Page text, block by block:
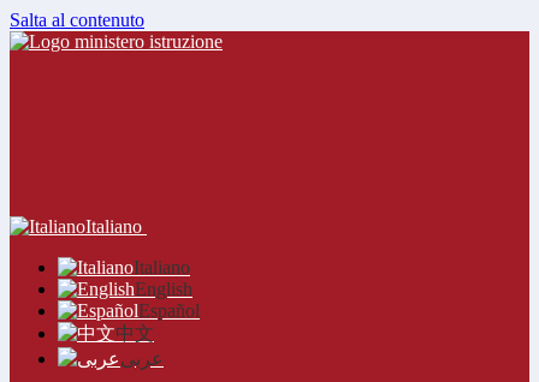
Salta al contenuto
Italiano
Italiano
English
Español
中文
عربى